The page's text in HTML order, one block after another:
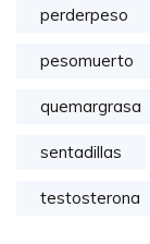
perderpeso
pesomuerto
quemargrasa
sentadillas
testosterona